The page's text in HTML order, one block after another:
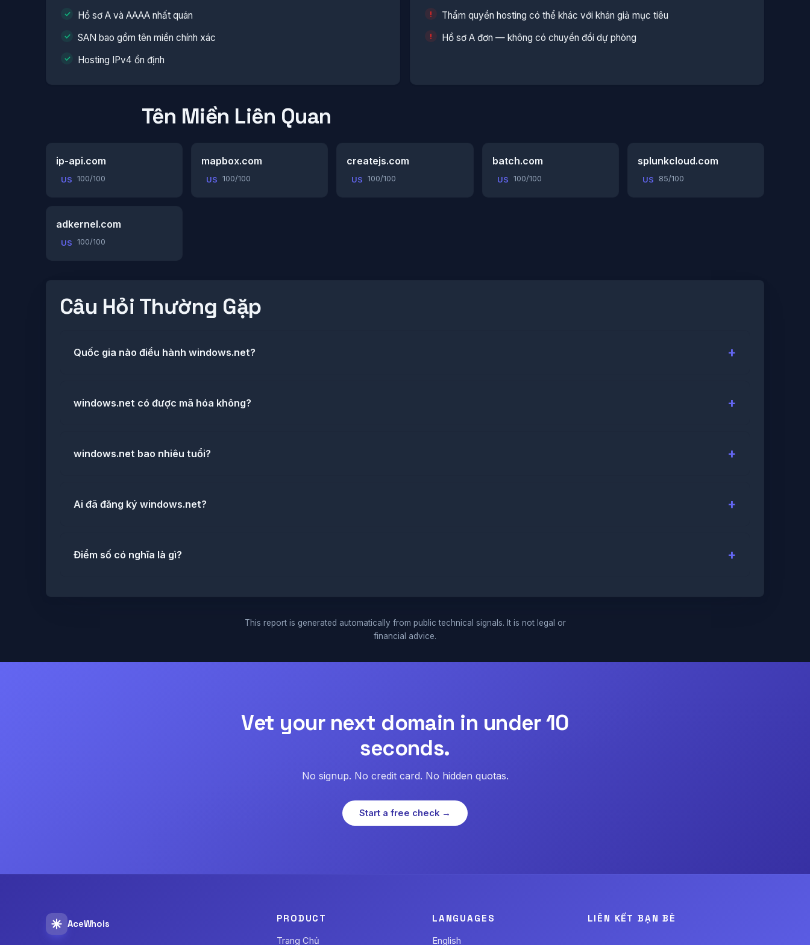
Hồ sơ A và AAAA nhất quán
SAN bao gồm tên miền chính xác
Hosting IPv4 ổn định
Thẩm quyền hosting có thể khác với khán giả mục tiêu
Hồ sơ A đơn — không có chuyển đổi dự phòng
Tên Miền Liên Quan
ip-api.com
US 100/100
mapbox.com
US 100/100
createjs.com
US 100/100
batch.com
US 100/100
splunkcloud.com
US 85/100
adkernel.com
US 100/100
Câu Hỏi Thường Gặp
Quốc gia nào điều hành windows.net?
windows.net có được mã hóa không?
windows.net bao nhiêu tuổi?
Ai đã đăng ký windows.net?
Điểm số có nghĩa là gì?
This report is generated automatically from public technical signals. It is not legal or
financial advice.
Vet your next domain in under 10
seconds.
No signup. No credit card. No hidden quotas.
Start a free check →
AceWhois PRODUCT
Trang Chủ
LANGUAGES
English
LIÊN KẾT BẠN BÈ